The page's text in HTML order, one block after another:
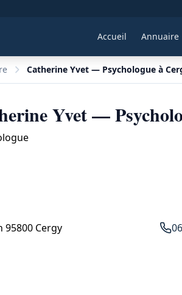
Accueil Annuaire
Catherine Yvet — Psychologue à
Yvet —
95800 Cergy